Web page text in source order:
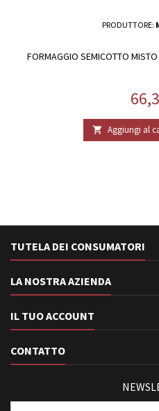
PRODUTTORE:
FORMAGGIO SEMICOTTO
 Aggiungi al
TUTELA DEI CONSUMATORI
LA NOSTRA AZIENDA
IL TUO ACCOUNT
CONTATTO